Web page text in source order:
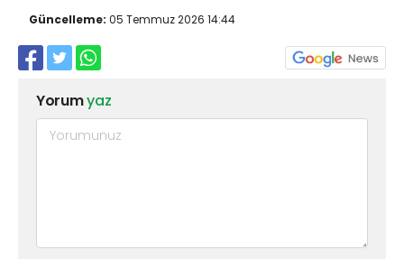
Güncelleme: 05 Temmuz 2026 14:44
Yorumyaz